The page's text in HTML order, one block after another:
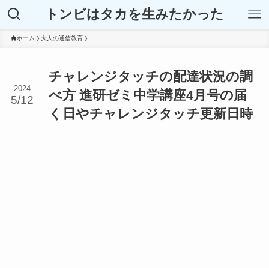
トンビはタカを生みたかった
ホーム 大人の通信教育
チャレンジタッチの配達状況の調
べ方 進研ゼミ中学講座4月号の届
く日やチャレンジタッチ更新日時
2024
5/12